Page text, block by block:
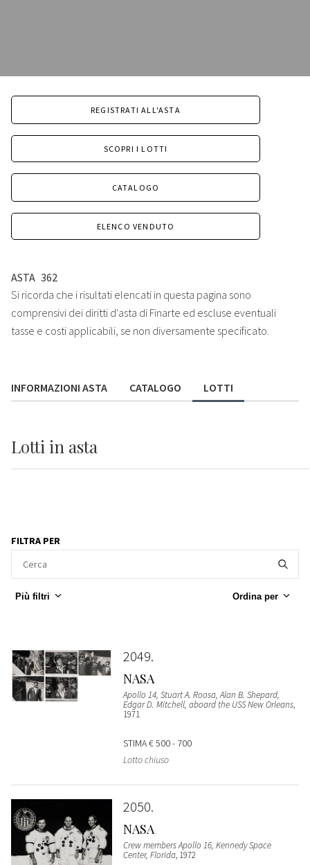
REGISTRATI ALL'ASTA
SCOPRI I LOTTI
CATALOGO
ELENCO VENDUTO
ASTA 362
Si ricorda che i risultati elencati in questa pagina sono
comprensivi dei diritti d'asta di Finarte ed escluse eventuali
tasse e costi applicabili, se non diversamente specificato.
INFORMAZIONI ASTA CATALOGO LOTTI
Lotti in asta
FILTRA PER
Più filtri Ordina per
2049
NASA
Apollo 14, Stuart A. Roosa, Alan B. Shepard,
Edgar D. Mitchell, aboard the USS New Orleans,
1971
STIMA€ 500 - 700
Lotto chiuso
2050
NASA
Crew members Apollo 16, Kennedy Space
Center, Florida, 1972